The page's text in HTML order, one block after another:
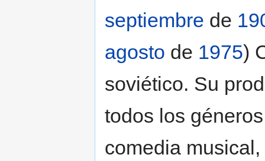
septiembre de
agosto de 1975)
soviético. Su
todos los
comedia